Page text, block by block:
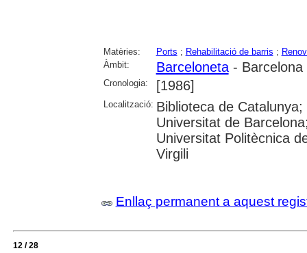
Matèries: Ports ; Rehabilitació de barris ;
Àmbit:
Barceloneta- Barcelona
Cronologia: [1986]
Localització: Biblioteca de
Universitat de
Universitat Politècnica
Virgili
Enllaç permanent a aquest
12 / 28